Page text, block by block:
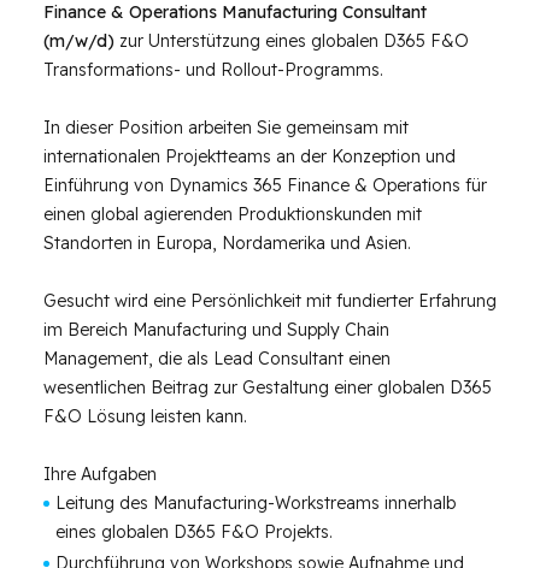
Finance & Operations Manufacturing Consultant
(m/w/d) zur Unterstützung eines globalen D365 F&O
Transformations- und Rollout-Programms.
In dieser Position arbeiten Sie gemeinsam mit
internationalen Projektteams an der Konzeption und
Einführung von Dynamics 365 Finance & Operations für
einen global agierenden Produktionskunden mit
Standorten in Europa, Nordamerika und Asien.
Gesucht wird eine Persönlichkeit mit fundierter Erfahrung
im Bereich Manufacturing und Supply Chain
Management, die als Lead Consultant einen
wesentlichen Beitrag zur Gestaltung einer globalen D365
F&O Lösung leisten kann.
Ihre Aufgaben
Leitung des Manufacturing-Workstreams innerhalb
eines globalen D365 F&O Projekts.
Durchführung von Workshops sowie Aufnahme und